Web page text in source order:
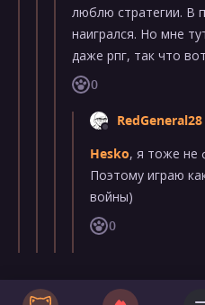
люблю стратегии. В
наигрался. Но мне
даже рпг, так что вот
0
RedGeneral28
Hesko, я тоже не
Поэтому играю
войны)
0